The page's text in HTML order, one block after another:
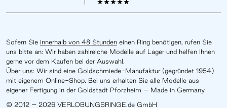
Sofern Sie innerhalb von 48 Stunden einen Ring benötigen, rufen Sie
uns bitte an: Wir haben zahlreiche Modelle auf Lager und helfen Ihnen
gerne vor dem Kaufen bei der Auswahl.
Über uns: Wir sind eine Goldschmiede-Manufaktur (gegründet 1954)
mit eigenem Online-Shop. Bei uns erhalten Sie alle Modelle aus
eigener Fertigung in der Goldstadt Pforzheim – Made in Germany.
© 2012 – 2026 VERLOBUNGSRINGE.de GmbH